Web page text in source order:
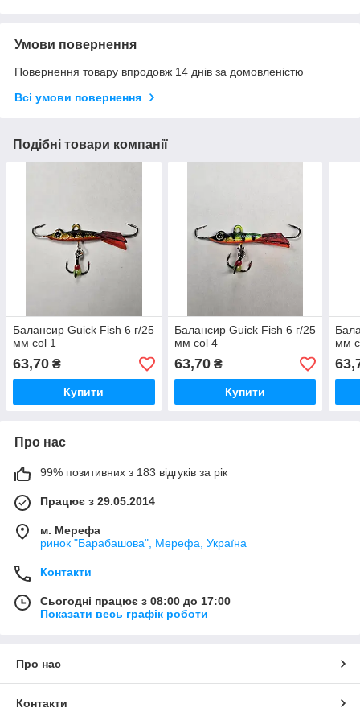
Умови повернення
Повернення товару впродовж 14 днів за домовленістю
Всі умови повернення
Подібні товари компанії
Балансир Guick Fish 6 г/25
мм col 1
63,70 ₴
Купити
Балансир Guick Fish 6 г/25
мм col 4
63,70₴
Купити
мм
Про нас
99% позитивних з 183 відгуків за рік
Працює з 29.05.2014
м. Мерефа
ринок "Барабашова", Мерефа, Україна
Контакти
Сьогодні працює з 08:00 до 17:00
Показати весь графік роботи
Про нас
Контакти